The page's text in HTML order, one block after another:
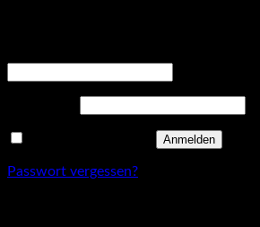
Anmelden
Passwort vergessen?